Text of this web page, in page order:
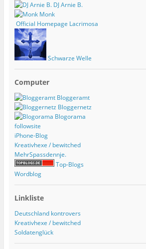
DJ Arnie B.
Monk
Official Homepage Lacrimosa
Schwarze Welle
Computer
Bloggeramt
Bloggernetz
Blogorama
followsite
iPhone-Blog
Kreativhexe / bewitched
MehrSpassdennje.
Top-Blogs
Wordblog
Linkliste
Deutschland kontrovers
Kreativhexe / bewitched
Soldatenglück